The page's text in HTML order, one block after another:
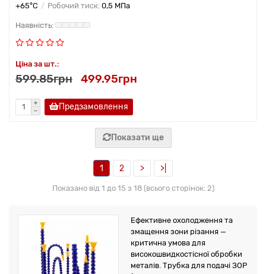
+65°C
Робочий тиск: 0,5 МПа
Ціна за шт.:
599.85грн 499.95грн
Предзамовлення
Показати ще
1 2 > >|
Показано від 1 до 15 з 18 (всього сторінок: 2)
Ефективне охолодження та
змащення зони різання —
критична умова для
високошвидкостісної обробки
металів. Трубка для подачі ЗОР